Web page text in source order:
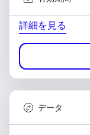
詳細を見る
データ